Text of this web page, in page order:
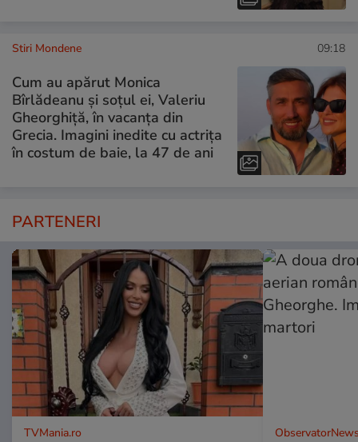
Stiri Mondene 09:18
Cum au apărut Monica
Bîrlădeanu și soțul ei, Valeriu
Gheorghiță, în vacanța din
Grecia. Imagini inedite cu actrița
în costum de baie, la 47 de ani
PARTENERI
TVMania.ro